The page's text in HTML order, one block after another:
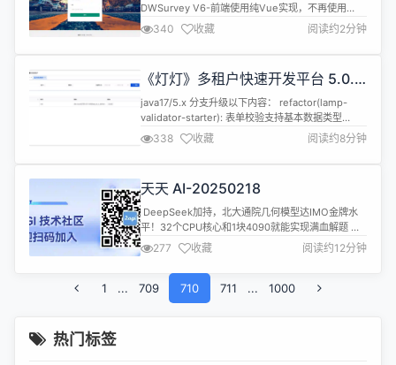
DWSurvey V6-前端使用纯Vue实现，不再使用
JQuery. 🚀 添加基于token认证方式，使用更方便
下载地址 调问自开源以来一直坚持前后端所有代码
100% 开源💯，保证所有功能的稳定与可改造能力
https://www.diaowen.net/...
340 收藏 阅读约2分钟
《灯灯》多租户快速开发平台 5.0.6
发布，vben5 体验版新增 10 多个组
件
java17/5.x 分支升级以下内容： refactor(lamp-
validator-starter): 表单校验支持基本数据类型
refactor: 优化枚举、字典等接口的命名 fix（代码生
成器）: 使用代码生成器生成代码，生成的路径中不
能包含. close #367 fix（代码生成器）: 修复前端页
338 收藏 阅读约8分钟
天天 AI-20250218
​ DeepSeek加持，北大通院几何模型达IMO金牌水
平！32个CPU核心和1块4090就能实现满血解题 北
大通院的TongGeometry模型在DeepSeek的加持
下，达到了国际数学奥林匹克竞赛（IMO）金牌水
平。该模型不仅能够解决IMO-AG-30数据集中的所
有30题，还在IMO-AG-50数据集上解决了42题，超
越了人类金牌选手的平均水平。Tong...
277 收藏 阅读约12分钟
1 ... 709 710 711 ... 1000
热门标签